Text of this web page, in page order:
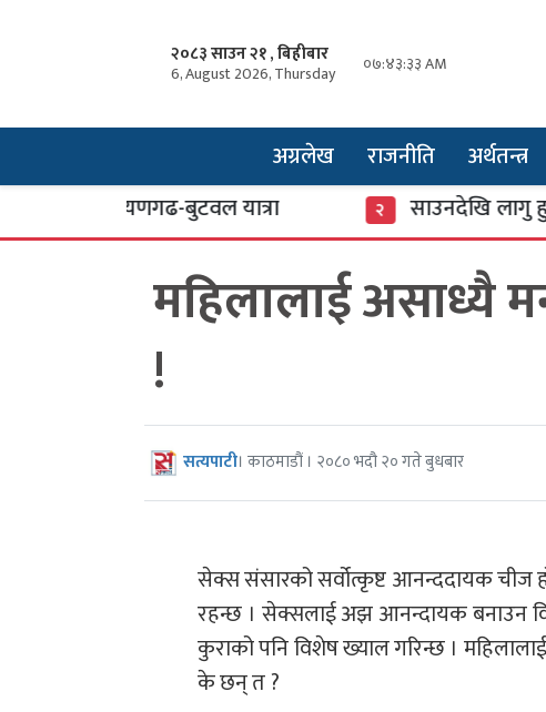
२०८३ साउन २१ , बिहीबार
6, August 2026, Thursday ०७:४३:३४ AM
अग्रलेख राजनीति अर्थतन्त्र
बुटवल यात्रा साउनदेखि लागु हुने
महिलालाई असाध्यै
!
सत्यपाटी। काठमाडौं । २०८० भदौ २० गते बुधबार
सेक्स संसारको सर्वोत्कृष्ट आनन्ददायक
रहन्छ । सेक्सलाई अझ आनन्दायक बनाउन
कुराको पनि विशेष ख्याल गरिन्छ ।
के छन् त ?